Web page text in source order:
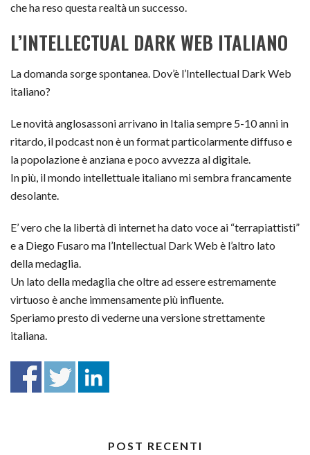
che ha reso questa realtà un successo.
L’INTELLECTUAL DARK WEB ITALIANO
La domanda sorge spontanea. Dov’è l’Intellectual Dark Web
italiano?
Le novità anglosassoni arrivano in Italia sempre 5-10 anni in
ritardo, il podcast non è un format particolarmente diffuso e
la popolazione è anziana e poco avvezza al digitale.
In più, il mondo intellettuale italiano mi sembra francamente
desolante.
E’ vero che la libertà di internet ha dato voce ai “terrapiattisti”
e a Diego Fusaro ma l’Intellectual Dark Web è l’altro lato
della medaglia.
Un lato della medaglia che oltre ad essere estremamente
virtuoso è anche immensamente più influente.
Speriamo presto di vederne una versione strettamente
italiana.
POST RECENTI